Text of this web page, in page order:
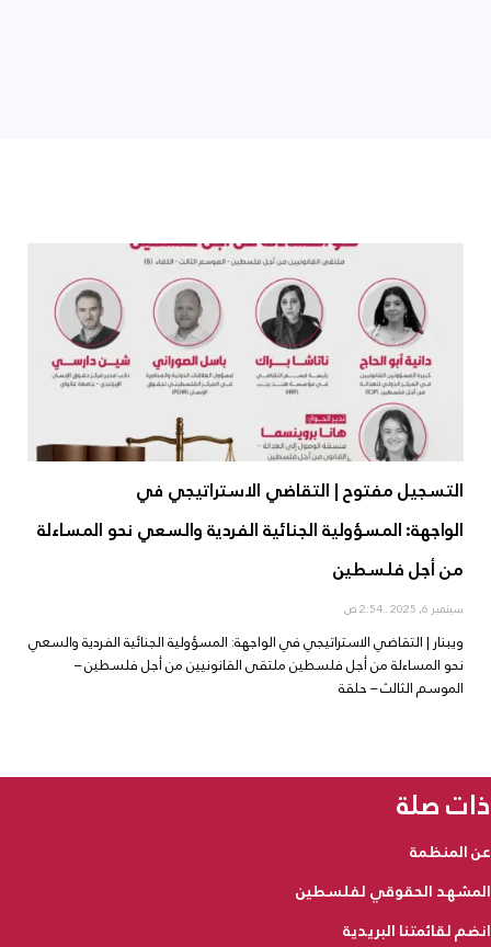
التسجيل مفتوح | التقاضي الاستراتيجي في
الواجهة: المسؤولية الجنائية الفردية والسعي نحو المساءلة
من أجل فلسطين
سبتمبر 6, 2025
ويبنار | التقاضي الاستراتيجي في الواجهة: المسؤولية الجنائية الفردية والسعي
نحو المساءلة من أجل فلسطين ملتقى القانونيين من أجل فلسطين –
الموسم الثالث – حلقة
ذات صلة
عن المنظمة
المشهد الحقوقي لفلسطين
انضم لقائمتنا البريدية